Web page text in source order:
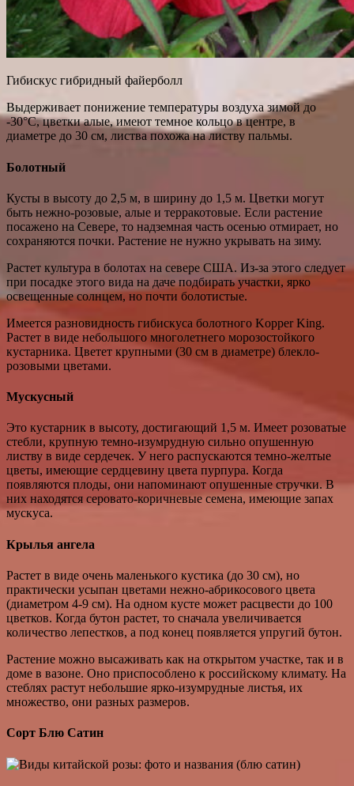
Гибискус гибридный файерболл
Выдерживает понижение температуры воздуха зимой до
-30°C, цветки алые, имеют темное кольцо в центре, в
диаметре до 30 см, листва похожа на листву пальмы.
Болотный
Кусты в высоту до 2,5 м, в ширину до 1,5 м. Цветки могут
быть нежно-розовые, алые и терракотовые. Если растение
посажено на Севере, то надземная часть осенью отмирает, но
сохраняются почки. Растение не нужно укрывать на зиму.
Растет культура в болотах на севере США. Из-за этого следует
при посадке этого вида на даче подбирать участки, ярко
освещенные солнцем, но почти болотистые.
Имеется разновидность гибискуса болотного Kopper King.
Растет в виде небольшого многолетнего морозостойкого
кустарника. Цветет крупными (30 см в диаметре) блекло-
розовыми цветами.
Мускусный
Это кустарник в высоту, достигающий 1,5 м. Имеет розоватые
стебли, крупную темно-изумрудную сильно опушенную
листву в виде сердечек. У него распускаются темно-желтые
цветы, имеющие сердцевину цвета пурпура. Когда
появляются плоды, они напоминают опушенные стручки. В
них находятся серовато-коричневые семена, имеющие запах
мускуса.
Крылья ангела
Растет в виде очень маленького кустика (до 30 см), но
практически усыпан цветами нежно-абрикосового цвета
(диаметром 4-9 см). На одном кусте может расцвести до 100
цветков. Когда бутон растет, то сначала увеличивается
количество лепестков, а под конец появляется упругий бутон.
Растение можно высаживать как на открытом участке, так и в
доме в вазоне. Оно приспособлено к российскому климату. На
стеблях растут небольшие ярко-изумрудные листья, их
множество, они разных размеров.
Сорт Блю Сатин